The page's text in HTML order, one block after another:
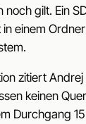
noch gilt. Ein
einem
zitiert
keinen
Durchgang